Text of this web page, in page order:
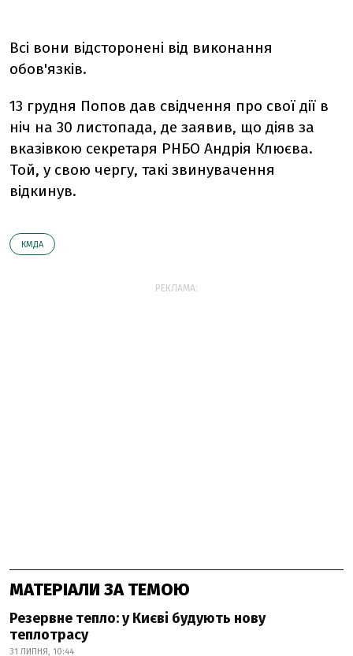
Всі вони відсторонені від виконання
обов'язків.
13 грудня Попов дав свідчення про свої дії в
ніч на 30 листопада, де заявив, що діяв за
вказівкою секретаря РНБО Андрія Клюєва.
Той, у свою чергу, такі звинувачення
відкинув.
КМДА
РЕКЛАМА:
МАТЕРІАЛИ ЗА ТЕМОЮ
Резервне тепло: у Києві будують нову
теплотрасу
31 ЛИПНЯ, 10:44